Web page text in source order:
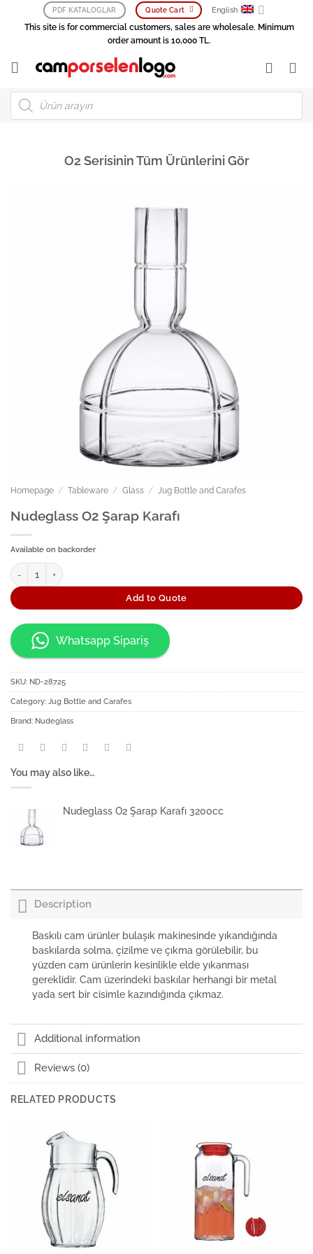
PDF KATALOGLAR Quote Cart English
This site is for commercial customers, sales are wholesale. Minimum
order amount is 10,000 TL.
Products
search
O2 Serisinin Tüm Ürünlerini Gör
Homepage / Tableware / Glass / Jug Bottle and Carafes
Nudeglass O2 Şarap Karafı
Available on backorder
Nudeglass O2 Şarap Karafı quantity
Add to Quote
Whatsapp Sipariş
SKU: ND-28725
Category: Jug Bottle and Carafes
Brand: Nudeglass
You may also like…
Nudeglass O2 Şarap Karafı 3200cc
Description
Baskılı cam ürünler bulaşık makinesinde yıkandığında
baskılarda solma, çizilme ve çıkma görülebilir, bu
yüzden cam ürünlerin kesinlikle elde yıkanması
gereklidir. Cam üzerindeki baskılar herhangi bir metal
yada sert bir cisimle kazındığında çıkmaz.
Additional information
Reviews (0)
RELATED PRODUCTS